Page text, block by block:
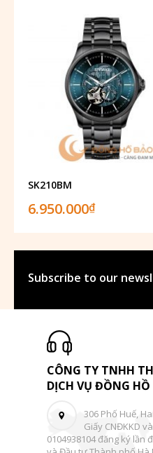
SK210BM
6.950.000₫
Subscribe to our
CÔNG TY TNHH
DỊCH VỤ ĐỒNG
306 Phố Huế,
Giấy CNĐKKD
0104938104 đăng ký lần